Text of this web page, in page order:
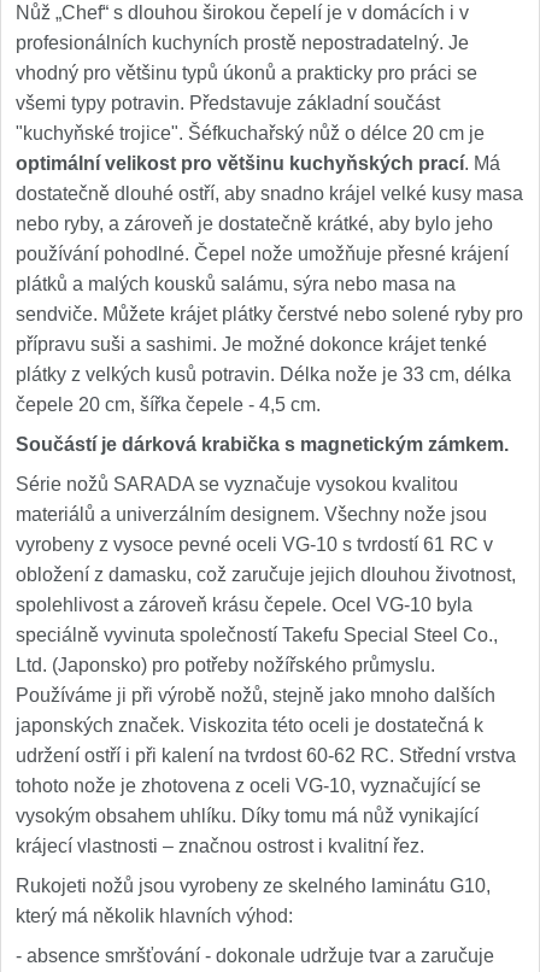
Nůž „Chef“ s dlouhou širokou čepelí je v domácích i v
profesionálních kuchyních prostě nepostradatelný. Je
vhodný pro většinu typů úkonů a prakticky pro práci se
všemi typy potravin. Představuje základní součást
"kuchyňské trojice". Šéfkuchařský nůž o délce 20 cm je
optimální velikost pro většinu kuchyňských prací. Má
dostatečně dlouhé ostří, aby snadno krájel velké kusy masa
nebo ryby, a zároveň je dostatečně krátké, aby bylo jeho
používání pohodlné. Čepel nože umožňuje přesné krájení
plátků a malých kousků salámu, sýra nebo masa na
sendviče. Můžete krájet plátky čerstvé nebo solené ryby pro
přípravu suši a sashimi. Je možné dokonce krájet tenké
plátky z velkých kusů potravin. Délka nože je 33 cm, délka
čepele 20 cm, šířka čepele - 4,5 cm.
Součástí je dárková krabička s magnetickým zámkem.
Série nožů SARADA se vyznačuje vysokou kvalitou
materiálů a univerzálním designem. Všechny nože jsou
vyrobeny z vysoce pevné oceli VG-10 s tvrdostí 61 RC v
obložení z damasku, což zaručuje jejich dlouhou životnost,
spolehlivost a zároveň krásu čepele. Ocel VG-10 byla
speciálně vyvinuta společností Takefu Special Steel Co.,
Ltd. (Japonsko) pro potřeby nožířského průmyslu.
Používáme ji při výrobě nožů, stejně jako mnoho dalších
japonských značek. Viskozita této oceli je dostatečná k
udržení ostří i při kalení na tvrdost 60-62 RC. Střední vrstva
tohoto nože je zhotovena z oceli VG-10, vyznačující se
vysokým obsahem uhlíku. Díky tomu má nůž vynikající
krájecí vlastnosti – značnou ostrost i kvalitní řez.
Rukojeti nožů jsou vyrobeny ze skelného laminátu G10,
který má několik hlavních výhod:
- absence smršťování - dokonale udržuje tvar a zaručuje